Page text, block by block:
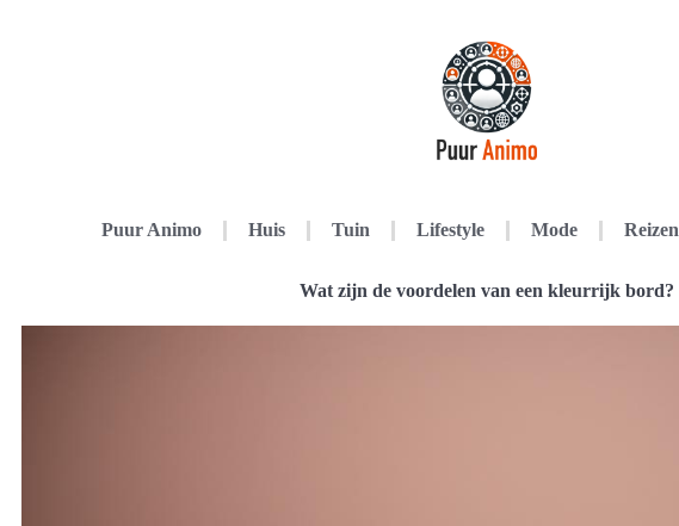
Puur Animo Huis Tuin Lifestyle Mode Reizen
Wat zijn de voordelen van een kleurrijk bord?